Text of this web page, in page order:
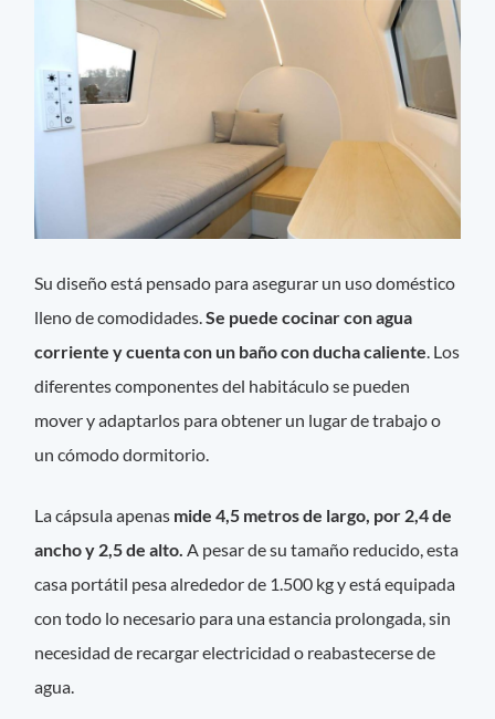
Su diseño está pensado para asegurar un uso doméstico
lleno de comodidades.Se puede cocinar con agua
corriente y cuenta con un baño con ducha caliente. Los
diferentes componentes del habitáculo se pueden
mover y adaptarlos para obtener un lugar de trabajo o
un cómodo dormitorio.
La cápsula apenas mide 4,5 metros de largo, por 2,4 de
ancho y 2,5 de alto. A pesar de su tamaño reducido, esta
casa portátil pesa alrededor de 1.500 kg y está equipada
con todo lo necesario para una estancia prolongada, sin
necesidad de recargar electricidad o reabastecerse de
agua.